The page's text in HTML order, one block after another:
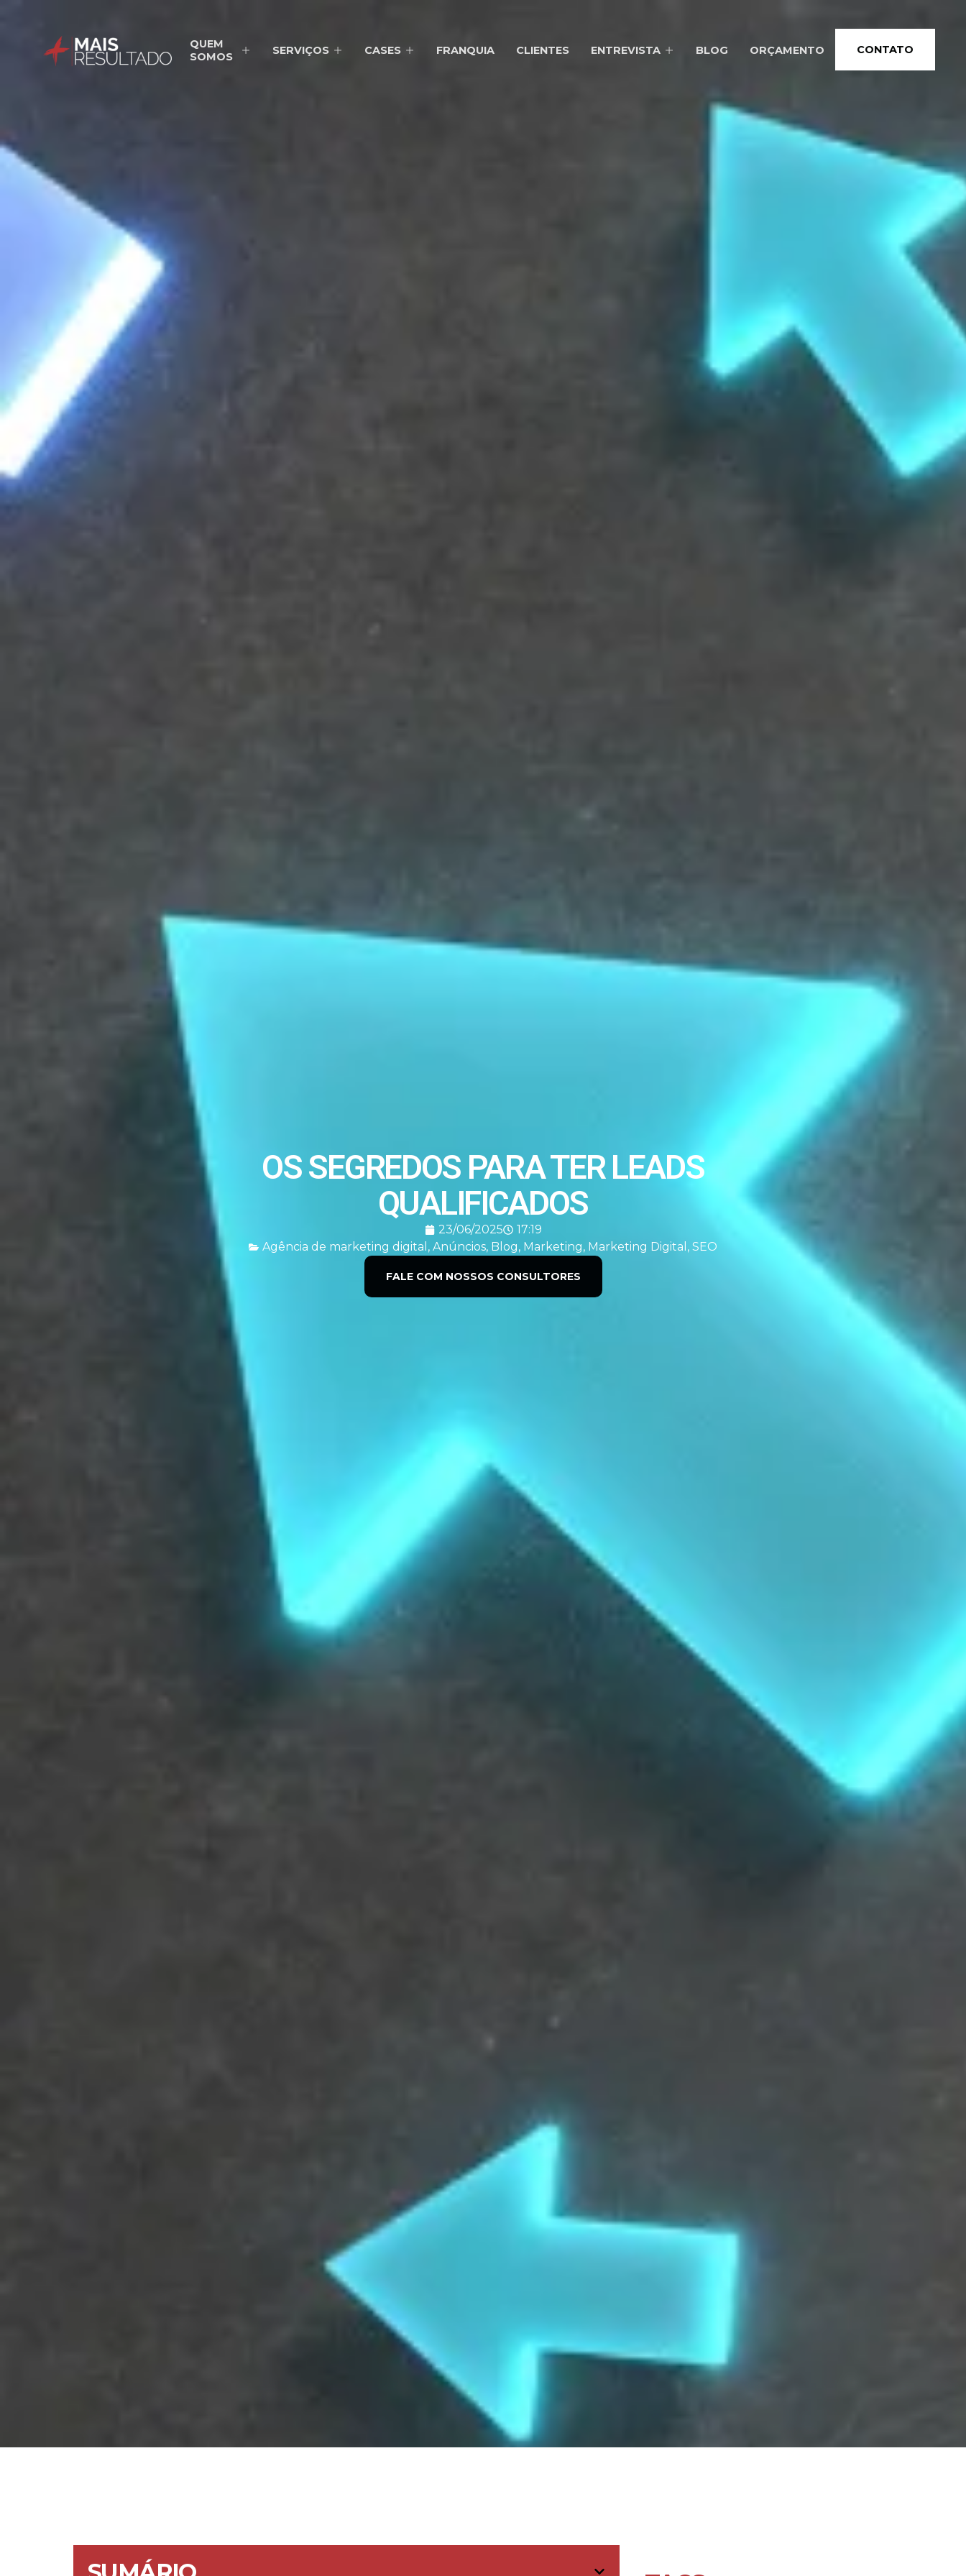
QUEM
SOMOS
SERVIÇOS CASES FRANQUIA CLIENTES ENTREVISTA BLOG ORÇAMENTO CONTATO
OS SEGREDOS PARA TER LEADS
QUALIFICADOS
23/06/2025
17:19
Agência de marketing digital , Anúncios, Blog, Marketing, Marketing Digital , SEO
FALE COM NOSSOS CONSULTORES